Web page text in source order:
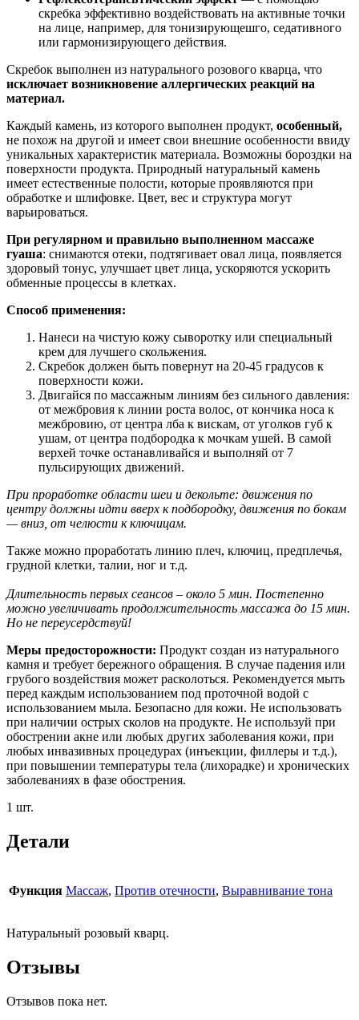
скребка эффективно воздействовать на активные точки
на лице, например, для тонизирующешго, седативного
или гармонизирующего действия.
Скребок выполнен из натурального розового кварца, что
исключaет возникновение aллергических реакций на
материал.
Каждый камень, из которого выполнен продукт, особенный,
не похож на другой и имеет свои внешние особенности ввиду
уникальных характеристик материала. Возможны бороздки на
поверхности продукта. Природный натуральный камень
имеет естественные полости, которые проявляются при
обработке и шлифовке. Цвет, вес и структура могут
варьироваться.
При регулярном и прaвильно выполненном массаже
гуаша: снимаются отеки, подтягивает овал лица, появляется
здоровый тонус, улучшает цвет лица, ускоряются ускорить
обменные процессы в клетках.
Способ применения:
Нaнеси на чистую кожу сыворотку или специальный
крем для лучшего скольжения.
Скребок должен быть повернут на 20-45 градусов к
поверхности кожи.
Двигайся по массажным линиям без сильного давления:
от межбровия к линии роста волос, от кончика носа к
межбровию, от центра лба к вискам, от уголков губ к
ушам, от центра подбородка к мочкам ушей. В самой
верхей точке останавливайся и выполняй от 7
пульсирующих движений.
При проработке области шеи и декольте: движения по
центру должны идти вверх к подбородку, движения по бокам
— вниз, от челюсти к ключицам.
Также можно проработать линию плеч, ключиц, предплечья,
грудной клетки, талии, ног и т.д.
Длительность первых сеансов – около 5 мин. Постепенно
можно увеличивать продолжительность массажа до 15 мин.
Но не переусердствуй!
Меры предосторожности: Продукт создан из натурального
камня и требует бережного обращения. В случае падения или
грубого воздействия может расколоться. Рекомендуется мыть
перед каждым использованием под проточной водой с
использованием мыла. Безопасно для кожи. Не использовать
при наличии острых сколов на продукте. Не используй при
обострении акне или любых других заболевания кожи, при
любых инвазивных процедурах (инъекции, филлеры и т.д.),
при повышении температуры тела (лихорадке) и хронических
заболеваниях в фазе обострения.
1 шт.
Детали
Функция Массаж, Против отечности, Выравнивание тона
Натуральный розовый кварц.
Отзывы
Отзывов пока нет.